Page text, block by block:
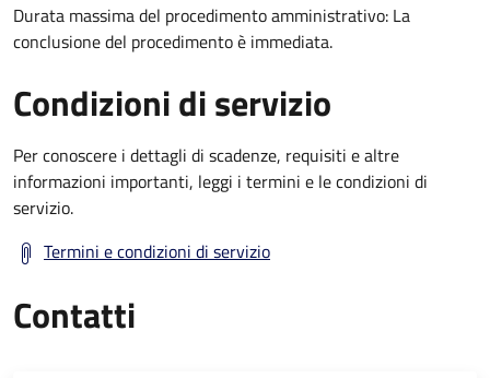
Durata massima del procedimento amministrativo: La
conclusione del procedimento è immediata.
Condizioni di servizio
Per conoscere i dettagli di scadenze, requisiti e altre
informazioni importanti, leggi i termini e le condizioni di
servizio.
Termini e condizioni di servizio
Contatti